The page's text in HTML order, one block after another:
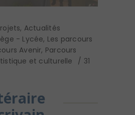
, Actualités
- Lycée, Les parcours
Avenir, Parcours
et culturelle
31